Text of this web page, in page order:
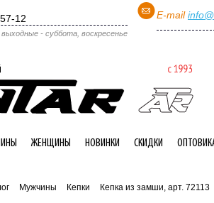
12
выходные - суббота, воскресенье
E-mail
ЖЕНЩИНЫ НОВИНКИ СКИДКИ
Мужчины Кепки Кепка из замши, арт. 72113